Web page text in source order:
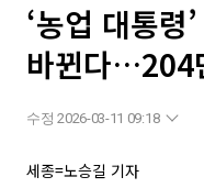
‘농업 대통령
바뀐다…204
수정 2026-03-11 09:18
세종=노승길 기자